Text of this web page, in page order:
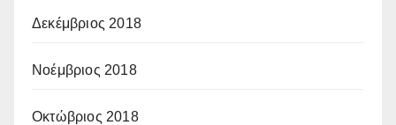
Δεκέμβριος 2018
Νοέμβριος 2018
Οκτώβριος 2018